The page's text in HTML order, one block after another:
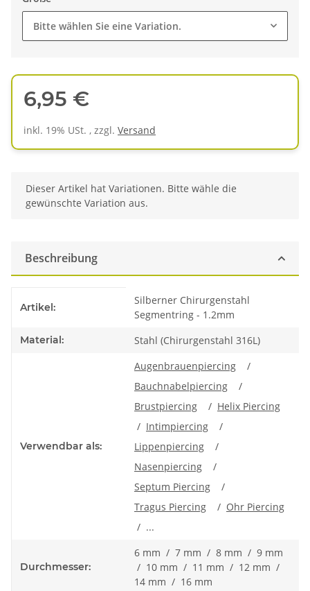
Bitte wählen Sie eine Variation.
6,95 €
inkl. 19% USt. , zzgl. Versand
x
Dieser Artikel hat Variationen. Bitte wähle die
gewünschte Variation aus.
Beschreibung
Artikel:
Silberner Chirurgenstahl
Segmentring - 1.2mm
Material: Stahl (Chirurgenstahl 316L)
Verwendbar als:
Augenbrauenpiercing
/
Bauchnabelpiercing
/
Brustpiercing
/ Helix Piercing
/ Intimpiercing
/
Lippenpiercing
/
Nasenpiercing
/
Septum Piercing
/
Tragus Piercing
/ Ohr Piercing
/ ...
Durchmesser:
6 mm / 7 mm / 8 mm / 9 mm
/ 10 mm / 11 mm / 12 mm /
14 mm / 16 mm